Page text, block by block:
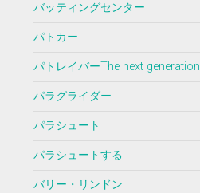
バッティングセンター
パトカー
パトレイバーThe next generation
パラグライダー
パラシュート
パラシュートする
バリー・リンドン